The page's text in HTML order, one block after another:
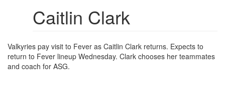
Caitlin Clark
Valkyries pay visit to Fever as Caitlin Clark returns. Expects to
return to Fever lineup Wednesday. Clark chooses her teammates
and coach for ASG.